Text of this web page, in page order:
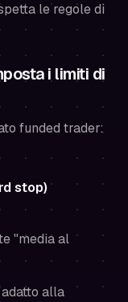
le regole di
i limiti di
funded trader:
stop)
"media al
alla